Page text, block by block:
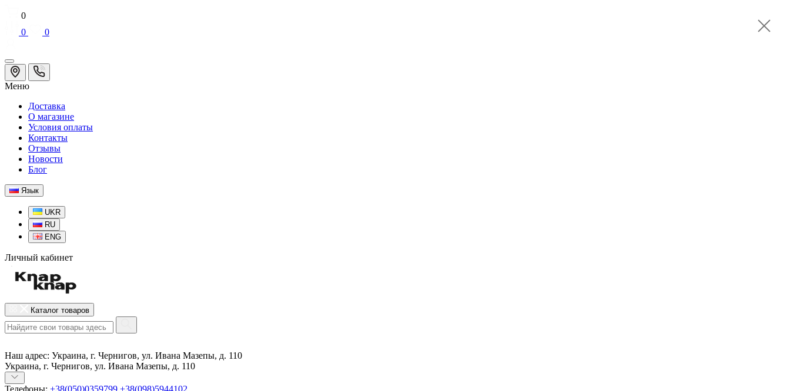
0
0
0
Меню
Доставка
О магазине
Условия оплаты
Контакты
Отзывы
Новости
Блог
Язык
UKR
RU
ENG
Личный кабинет
Каталог товаров
Наш адрес: Украина, г. Чернигов, ул. Ивана Мазепы, д. 110
Украина, г. Чернигов, ул. Ивана Мазепы, д. 110
Телефоны: +38(050)0359799 +38(098)5944102